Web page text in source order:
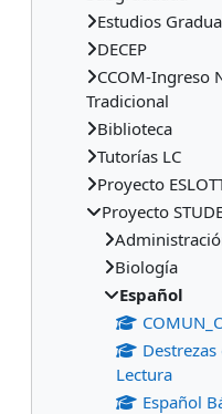
Estudios
DECEP
CCOM-Ingreso
Tradicional
Biblioteca
Tutorías LC
Proyecto
Proyecto
Biología
Español
Destrezas
Lectura
Español